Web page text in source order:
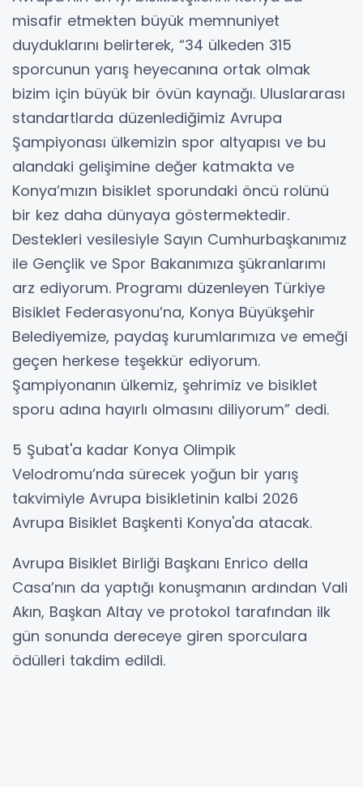
misafir etmekten büyük memnuniyet
duyduklarını belirterek, “34 ülkeden 315
sporcunun yarış heyecanına ortak olmak
bizim için büyük bir övün kaynağı. Uluslararası
standartlarda düzenlediğimiz Avrupa
Şampiyonası ülkemizin spor altyapısı ve bu
alandaki gelişimine değer katmakta ve
Konya’mızın bisiklet sporundaki öncü rolünü
bir kez daha dünyaya göstermektedir.
Destekleri vesilesiyle Sayın Cumhurbaşkanımız
ile Gençlik ve Spor Bakanımıza şükranlarımı
arz ediyorum. Programı düzenleyen Türkiye
Bisiklet Federasyonu’na, Konya Büyükşehir
Belediyemize, paydaş kurumlarımıza ve emeği
geçen herkese teşekkür ediyorum.
Şampiyonanın ülkemiz, şehrimiz ve bisiklet
sporu adına hayırlı olmasını diliyorum” dedi.
5 Şubat'a kadar Konya Olimpik
Velodromu’nda sürecek yoğun bir yarış
takvimiyle Avrupa bisikletinin kalbi 2026
Avrupa Bisiklet Başkenti Konya'da atacak.
Avrupa Bisiklet Birliği Başkanı Enrico della
Casa’nın da yaptığı konuşmanın ardından Vali
Akın, Başkan Altay ve protokol tarafından ilk
gün sonunda dereceye giren sporculara
ödülleri takdim edildi.